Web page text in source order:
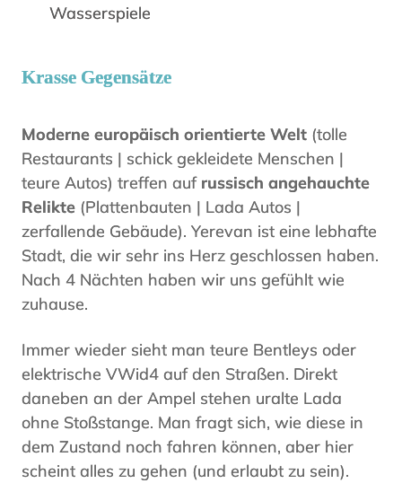
Wasserspiele
Krasse Gegensätze
Moderne europäisch orientierte Welt (tolle
Restaurants | schick gekleidete Menschen |
teure Autos) treffen auf russisch angehauchte
Relikte (Plattenbauten | Lada Autos |
zerfallende Gebäude). Yerevan ist eine lebhafte
Stadt, die wir sehr ins Herz geschlossen haben.
Nach 4 Nächten haben wir uns gefühlt wie
zuhause.
Immer wieder sieht man teure Bentleys oder
elektrische VWid4 auf den Straßen. Direkt
daneben an der Ampel stehen uralte Lada
ohne Stoßstange. Man fragt sich, wie diese in
dem Zustand noch fahren können, aber hier
scheint alles zu gehen (und erlaubt zu sein).